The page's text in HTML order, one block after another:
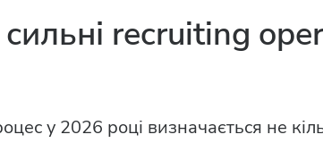
recruiting
у 2026 році визначається не